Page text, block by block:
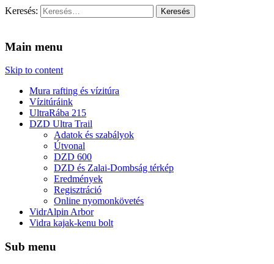
Keresés:
Main menu
Skip to content
Mura rafting és vízitúra
Vízitúráink
UltraRába 215
DZD Ultra Trail
Adatok és szabályok
Útvonal
DZD 600
DZD és Zalai-Dombság térkép
Eredmények
Regisztráció
Online nyomonkövetés
VidrAlpin Arbor
Vidra kajak-kenu bolt
Sub menu